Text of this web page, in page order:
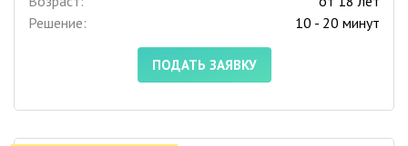
Решение:
10 - 20 минут
ПОДАТЬ ЗАЯВКУ